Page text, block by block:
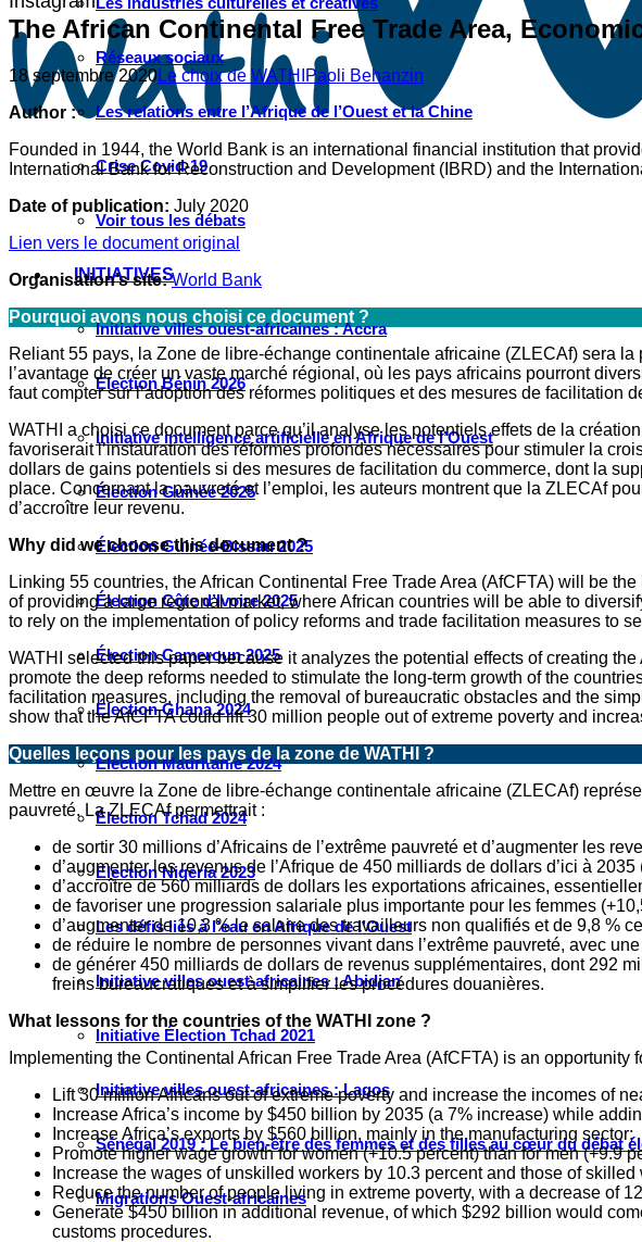
Réseaux sociaux
Les relations entre l’Afrique de l’Ouest et la Chine
Crise Covid-19
Voir tous les débats
INITIATIVES
Initiative villes ouest-africaines : Accra
Élection Bénin 2026
Initiative intelligence artificielle en Afrique de l’Ouest
Élection Guinée 2025
Élection Guinée-Bissau 2025
Élection Côte d’Ivoire 2025
Élection Cameroun 2025
Élection Ghana 2024
Élection Mauritanie 2024
Élection Tchad 2024
Election Nigéria 2023
Les défis liés à l’eau en Afrique de l’Ouest
Initiative villes ouest-africaines : Abidjan
Initiative Élection Tchad 2021
Initiative villes ouest-africaines : Lagos
Sénégal 2019 : Le bien-être des femmes et des filles au cœur du débat
Migrations Ouest-africaines
The African Continental Free Trade Area,
18 septembre 2020Le choix de WATHI Paoli Behanzin
Author :
Founded in 1944, the World Bank is an international financial institution that
International Bank for Reconstruction and Development (IBRD) and the
Date of publication: July 2020
Lien vers le document original
Organisation’s site:World Bank
Pourquoi avons nous choisi ce document ?
Reliant 55 pays, la Zone de libre-échange continentale africaine (ZLECAf) sera
l’avantage de créer un vaste marché régional, où les pays africains pourront
faut compter sur l’adoption des réformes politiques et des mesures de facilitation
WATHI a choisi ce document parce qu’il analyse les potentiels effets de la
favoriserait l’instauration des réformes profondes nécessaires pour stimuler la
dollars de gains potentiels si des mesures de facilitation du commerce, dont la
place. Concernant la pauvreté et l’emploi, les auteurs montrent que la ZLECAf
d’accroître leur revenu.
Why did we choose this document ?
Linking 55 countries, the African Continental Free Trade Area (AfCFTA) will be
of providing a large regional market, where African countries will be able to
to rely on the implementation of policy reforms and trade facilitation measures to
WATHI selected this paper because it analyzes the potential effects of creating
promote the deep reforms needed to stimulate the long-term growth of the
facilitation measures, including the removal of bureaucratic obstacles and the
show that the AfCFTA could lift 30 million people out of extreme poverty and
Quelles leçons pour les pays de la zone de WATHI ?
Mettre en œuvre la Zone de libre-échange continentale africaine (ZLECAf)
pauvreté. La ZLECAf permettrait :
de sortir 30 millions d’Africains de l’extrême pauvreté et d’augmenter les
d’augmenter les revenus de l’Afrique de 450 milliards de dollars d’ici à
d’accroître de 560 milliards de dollars les exportations africaines,
de favoriser une progression salariale plus importante pour les femmes
d’augmenter de 10,3 % le salaire des travailleurs non qualifiés et de 9,8 %
de réduire le nombre de personnes vivant dans l’extrême pauvreté, avec
de générer 450 milliards de dollars de revenus supplémentaires, dont 292
freins bureaucratiques et à simplifier les procédures douanières.
What lessons for the countries of the WATHI zone ?
Implementing the Continental African Free Trade Area (AfCFTA) is an
Lift 30 million Africans out of extreme poverty and increase the incomes of
Increase Africa’s income by $450 billion by 2035 (a 7% increase) while
Increase Africa’s exports by $560 billion, mainly in the manufacturing sector;
Promote higher wage growth for women (+10.5 percent) than for men (+9.9
Increase the wages of unskilled workers by 10.3 percent and those of skilled
Reduce the number of people living in extreme poverty, with a decrease of
Generate $450 billion in additional revenue, of which $292 billion would
customs procedures.